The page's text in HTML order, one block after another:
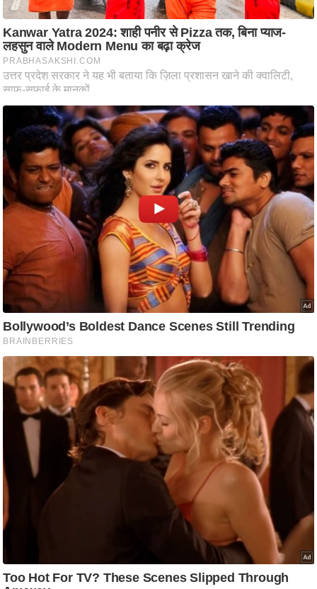
.
आ
ई
.
चा
य
मी
क्षा
ज्यो
ति
ष
प्र
भु
म
हि
मा
/
ध
र